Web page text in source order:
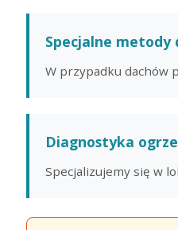
Specjalne metody
W przypadku dachów
Diagnostyka
Specjalizujemy się w